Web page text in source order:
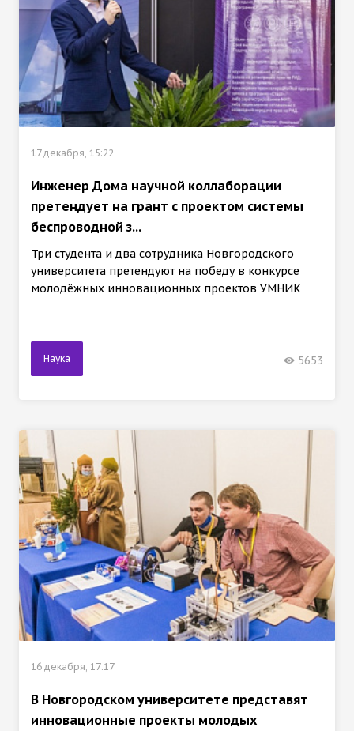
17 декабря, 15:22
Инженер Дома научной коллаборации
претендует на грант с проектом системы
беспроводной з...
Три студента и два сотрудника Новгородского
университета претендуют на победу в конкурсе
молодёжных инновационных проектов УМНИК
Наука 5653
16 декабря, 17:17
В Новгородском университете представят
инновационные проекты молодых